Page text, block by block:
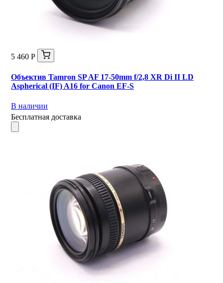
5 460 Р
Объектив Tamron SP AF 17-50mm f/2,8 XR Di II LD
Aspherical (IF) A16 for Canon EF-S
В наличии
Бесплатная доставка